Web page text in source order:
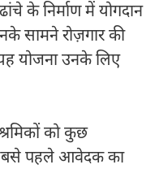
के निर्माण में योगदान
सामने रोज़गार की
योजना उनके लिए
को कुछ
सबसे पहले आवेदक का